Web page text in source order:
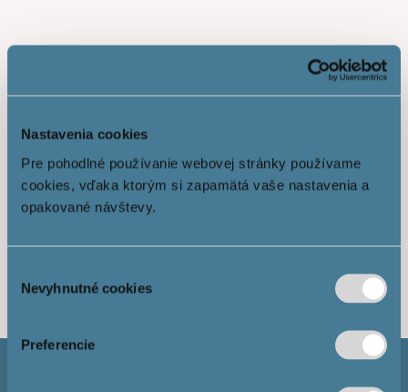
Nastavenia cookies
Pre pohodlné používanie webovej stránky používame
cookies, vďaka ktorým si zapamätá vaše nastavenia a
opakované návštevy.
súhlasu
Nevyhnutné cookies
Preferencie